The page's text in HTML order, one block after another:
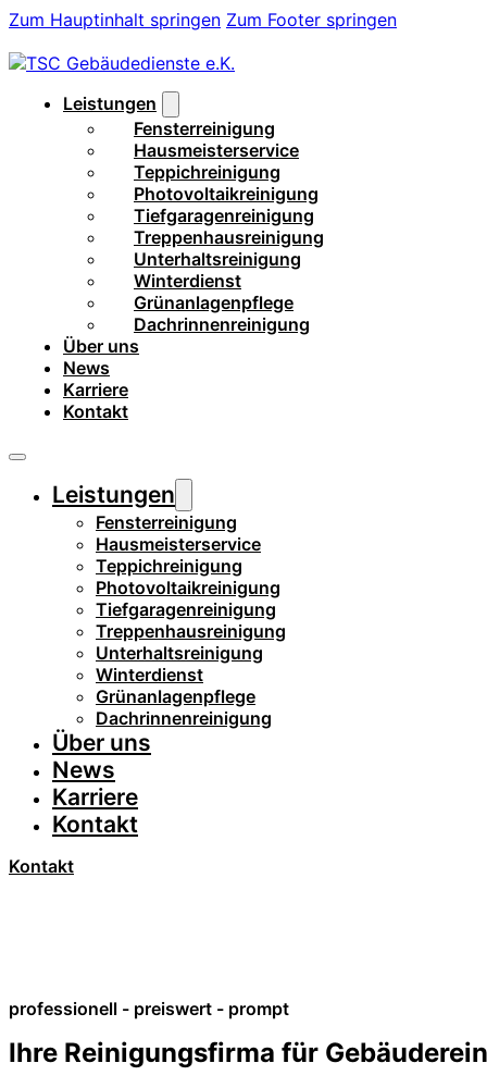
Zum Hauptinhalt springen Zum Footer springen
Leistungen
Fensterreinigung
Hausmeisterservice
Teppichreinigung
Photovoltaikreinigung
Tiefgaragenreinigung
Treppenhausreinigung
Unterhaltsreinigung
Winterdienst
Grünanlagenpflege
Dachrinnenreinigung
Über uns
News
Karriere
Kontakt
Leistungen
Fensterreinigung
Hausmeisterservice
Teppichreinigung
Photovoltaikreinigung
Tiefgaragenreinigung
Treppenhausreinigung
Unterhaltsreinigung
Winterdienst
Grünanlagenpflege
Dachrinnenreinigung
Über uns
News
Karriere
Kontakt
Kontakt
professionell - preiswert - prompt
Ihre Reinigungsfirma für